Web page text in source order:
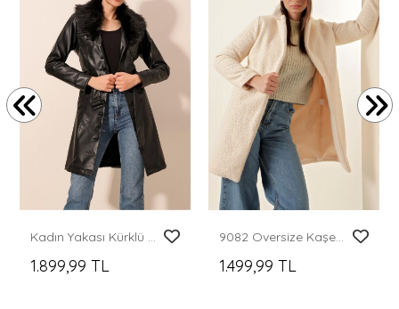
Kadın Yakası Kürklü Deri Kaban 1048 - Siyah
1.899,99 TL
9082 Oversize Kaşe Kaban - Ekru
1.499,99 TL